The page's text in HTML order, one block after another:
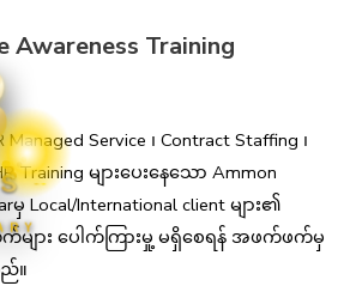
Awareness Training
Managed Service ၊ Contract Staffing ၊
Training များပေးနေသော Ammon
မှ Local/International client များ၏
ား ပေါက်ကြားမှု့ မရှိစေရန် အဖက်ဖက်မှ
။